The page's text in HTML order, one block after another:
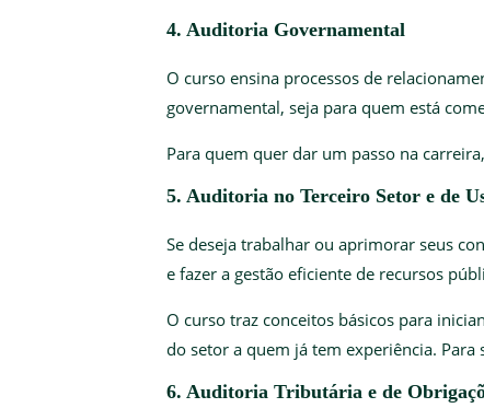
4. Auditoria Governamental
O curso ensina processos de
governamental, seja para quem está
Para quem quer dar um passo na
5. Auditoria no Terceiro Setor e de
Se deseja trabalhar ou aprimorar seus
e fazer a gestão eficiente de recursos
O curso traz conceitos básicos para
do setor a quem já tem experiência. Para
6. Auditoria Tributária e de